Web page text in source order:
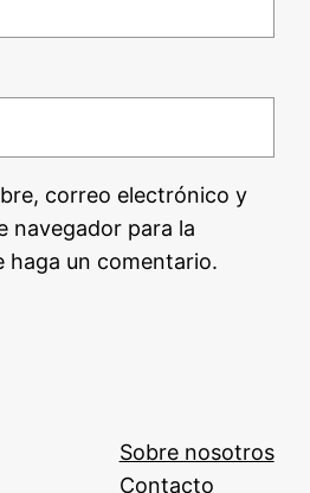
correo electrónico y
navegador para la
haga un comentario.
Sobre nosotros
Contacto